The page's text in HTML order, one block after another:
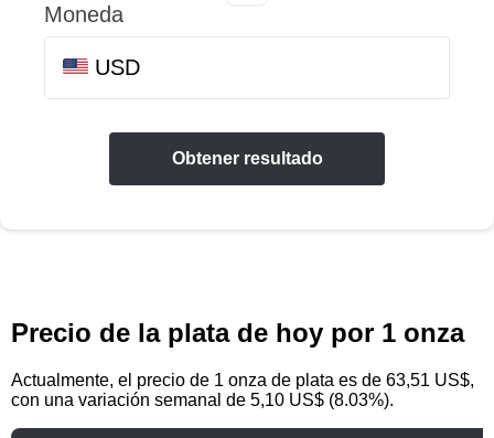
Moneda
USD
Obtener resultado
Precio de la plata de hoy por 1 onza
Actualmente, el precio de 1 onza de plata es de 63,51 US$,
con una variación semanal de 5,10 US$ (8.03%).